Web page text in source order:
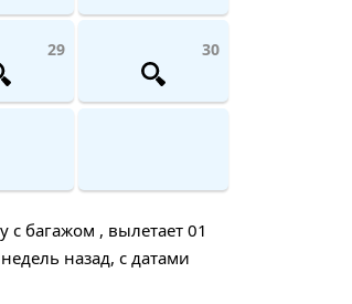
29 30
багажом , вылетает 01
назад, с датами